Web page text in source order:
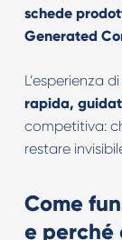
schede
Generated
L’esperienza
rapida,
competitiva:
restare
Come
e perché